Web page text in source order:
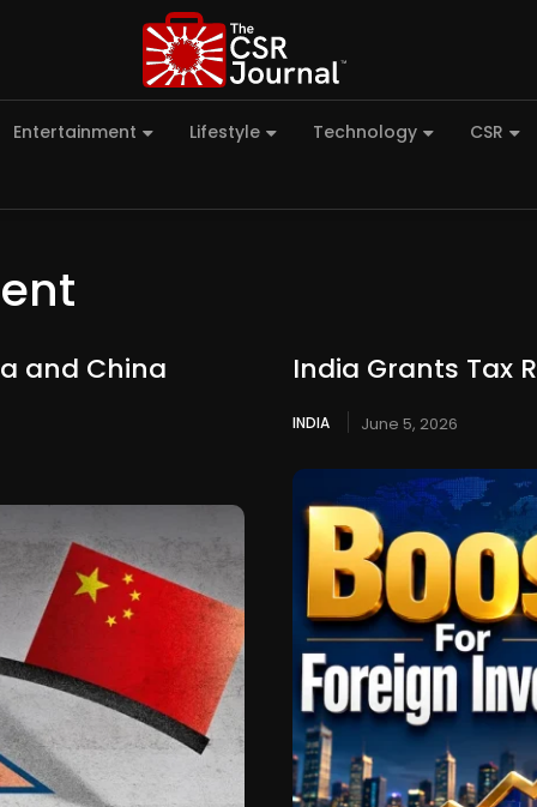
Entertainment Lifestyle Technology CSR
and China India Grants Tax
INDIA June 5, 2026